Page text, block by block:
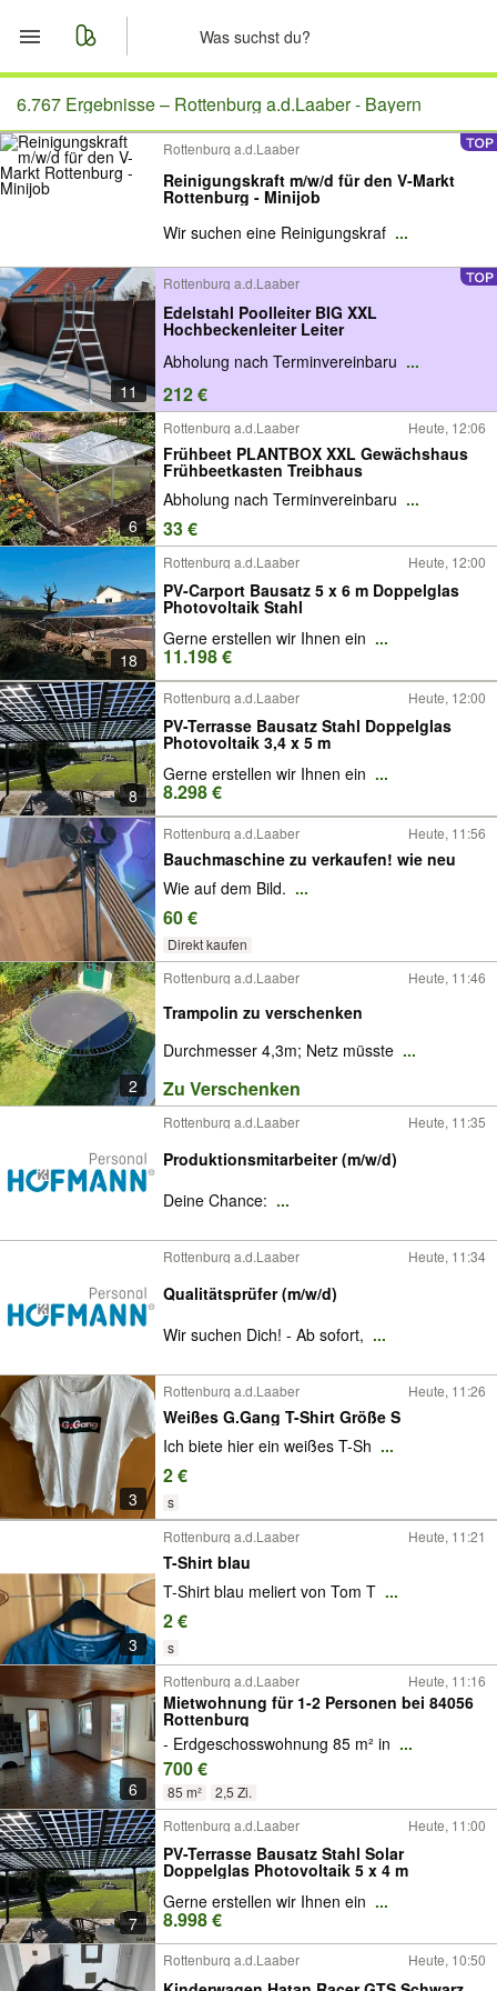
Start
Merkliste
Nachrichten
Anzeige aufgeben
6.767 Ergebnisse – Rottenburg a.d.Laaber - Bayern
Rottenburg a.d.Laaber
Reinigungskraft m/w/d für den V-Markt
Rottenburg - Minijob
Wir suchen eine Reinigungskraf ...
11
Rottenburg a.d.Laaber
Edelstahl Poolleiter BIG XXL
Hochbeckenleiter Leiter
Abholung nach Terminvereinbaru ...
212 €
6
Rottenburg a.d.Laaber Heute, 12:06
Frühbeet PLANTBOX XXL Gewächshaus
Frühbeetkasten Treibhaus
Abholung nach Terminvereinbaru ...
33 €
18
Rottenburg a.d.Laaber Heute, 12:00
PV-Carport Bausatz 5 x 6 m Doppelglas
Photovoltaik Stahl
Gerne erstellen wir Ihnen ein ...
11.198 €
8
Rottenburg a.d.Laaber Heute, 12:00
PV-Terrasse Bausatz Stahl Doppelglas
Photovoltaik 3,4 x 5 m
Gerne erstellen wir Ihnen ein ...
8.298 €
Rottenburg a.d.Laaber Heute, 11:56
Bauchmaschine zu verkaufen! wie neu
Wie auf dem Bild. ...
60 €
Direkt kaufen
2
Rottenburg a.d.Laaber Heute, 11:46
Trampolin zu verschenken
Durchmesser 4,3m; Netz müsste ...
Zu Verschenken
Rottenburg a.d.Laaber Heute, 11:35
Produktionsmitarbeiter (m/w/d)
Deine Chance: ...
Rottenburg a.d.Laaber Heute, 11:34
Qualitätsprüfer (m/w/d)
Wir suchen Dich! - Ab sofort, ...
3
Rottenburg a.d.Laaber Heute, 11:26
Weißes G.Gang T-Shirt Größe S
Ich biete hier ein weißes T-Sh ...
2 €
s
3
Rottenburg a.d.Laaber Heute, 11:21
T-Shirt blau
T-Shirt blau meliert von Tom T ...
2 €
s
6
Rottenburg a.d.Laaber Heute, 11:16
Mietwohnung für 1-2 Personen bei 84056
Rottenburg
- Erdgeschosswohnung 85 m² in ...
700 €
85 m² 2,5 Zi.
7
Rottenburg a.d.Laaber Heute, 11:00
PV-Terrasse Bausatz Stahl Solar
Doppelglas Photovoltaik 5 x 4 m
Gerne erstellen wir Ihnen ein ...
8.998 €
Rottenburg a.d.Laaber Heute, 10:50